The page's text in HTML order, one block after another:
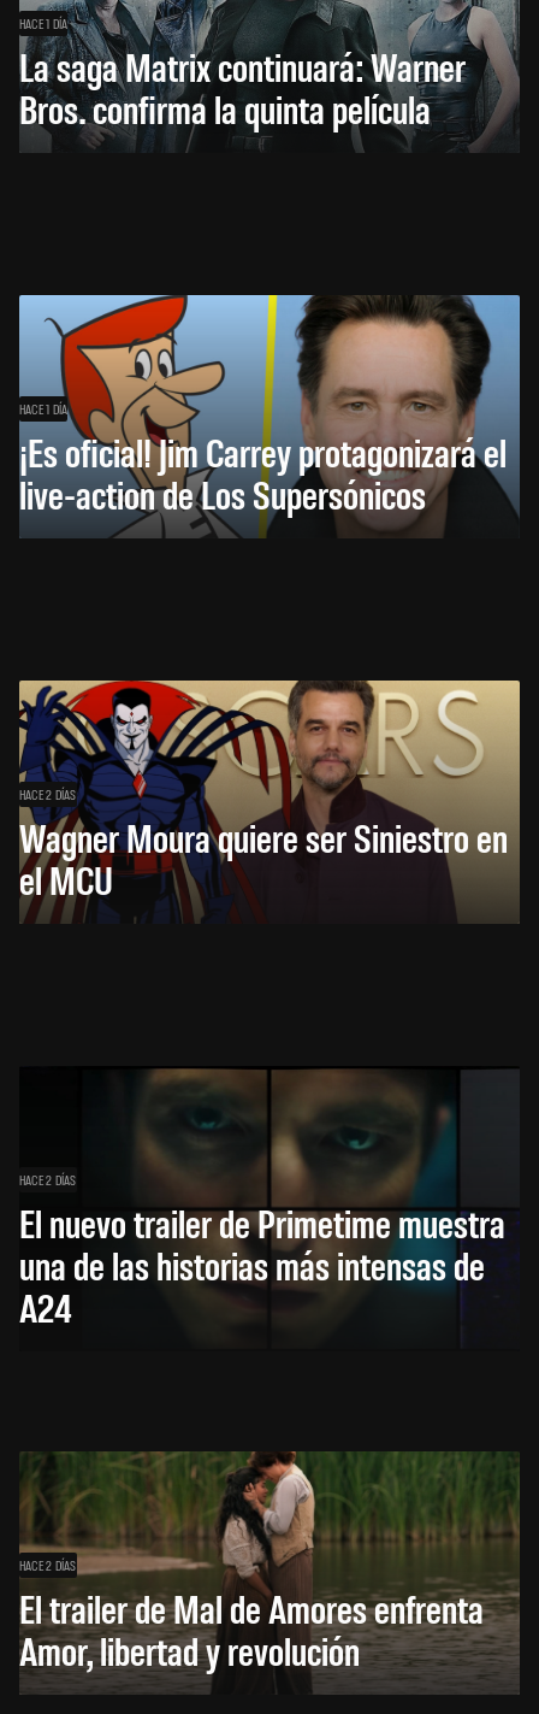
HACE 1 DÍA
La saga Matrix continuará: Warner
Bros. confirma la quinta película
HACE 1 DÍA
¡Es oficial! Jim Carrey protagonizará el
live-action de Los Supersónicos
HACE 2 DÍAS
Wagner Moura quiere ser Siniestro en
el MCU
HACE 2 DÍAS
El nuevo trailer de Primetime muestra
una de las historias más intensas de
A24
HACE 2 DÍAS
El trailer de Mal de Amores enfrenta
Amor, libertad y revolución